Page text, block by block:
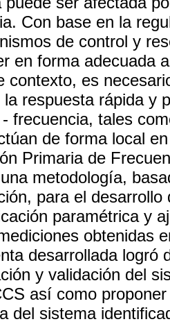
Con base en la
de control y
en forma adecuada
contexto, es
la respuesta rápida y
frecuencia, tales
de forma local
Primaria de
metodología,
para el
paramétrica y
obtenidas
desarrollada logró
y validación del
así como
del sistema